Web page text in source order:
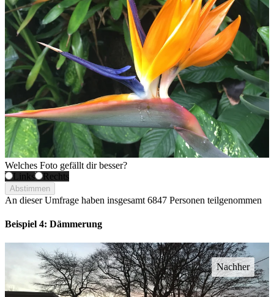
Welches Foto gefällt dir besser?
Links
Rechts
Abstimmen
An dieser Umfrage haben insgesamt 6847 Personen teilgenommen
Beispiel 4: Dämmerung